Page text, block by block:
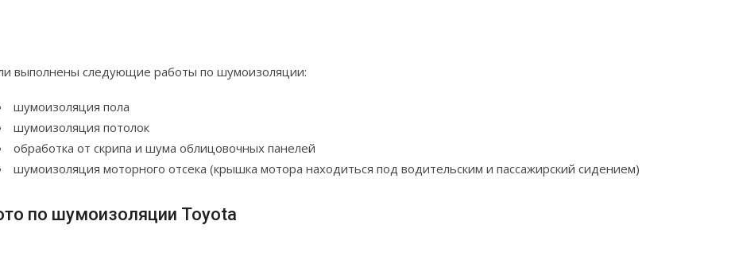
выполнены следующие работы по шумоизоляции:
шумоизоляция пола
шумоизоляция потолок
обработка от скрипа и шума облицовочных панелей
шумоизоляция моторного отсека (крышка мотора находиться под водительским и пассажирский сидением)
по шумоизоляции Toyota